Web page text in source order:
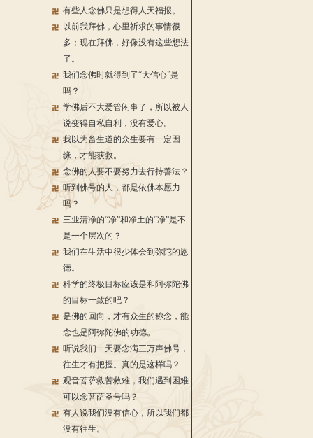
有些人念佛只是想得人天福报。
以前我拜佛，心里祈求的事情很
多；现在拜佛，好像没有这些想法
了。
我们念佛时就得到了“大信心”是
吗？
学佛后不大爱管闲事了，所以被人
说变得自私自利，没有爱心。
我以为畜生道的众生要有一定因
缘，才能获救。
念佛的人要不要努力去行持善法？
听到佛号的人，都是依佛本愿力
吗？
三业清净的“净”和净土的“净”是不
是一个层次的？
我们在生活中很少体会到弥陀的恩
德。
科学的终极目标应该是和阿弥陀佛
的目标一致的吧？
是佛的回向，才有众生的称念，能
念也是阿弥陀佛的功德。
听说我们一天要念满三万声佛号，
往生才有把握。真的是这样吗？
观音菩萨救苦救难，我们遇到困难
可以念菩萨圣号吗？
有人说我们没有信心，所以我们都
没有往生。